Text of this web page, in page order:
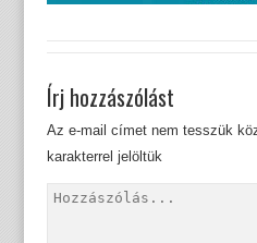
Írj hozzászólást
Az e-mail címet nem tesszük
karakterrel jelöltük